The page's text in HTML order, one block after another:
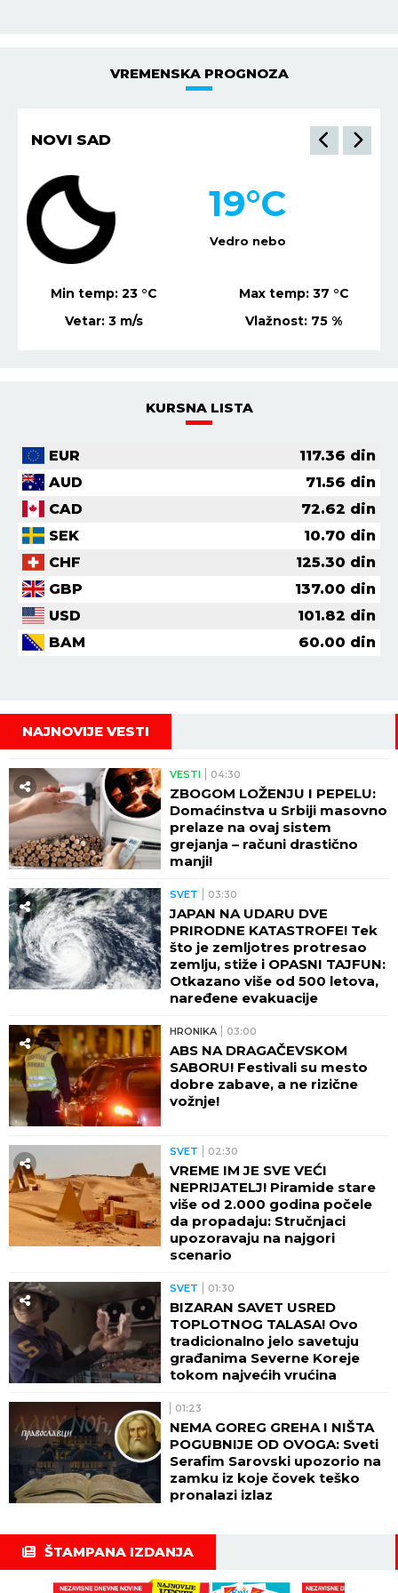
VREMENSKA PROGNOZA
NIŠ
Vedro nebo
21°C
Min temp:22 °C Max temp: 36 °C
Vetar:1 m/s Vlažnost: 78 %
KURSNA LISTA
EUR 117.36 din
AUD
71.56 din
CAD
72.62 din
SEK
10.70 din
CHF
125.30 din
GBP
137.00 din
USD
101.82 din
BAM
60.00 din
NAJNOVIJE VESTI
VESTI 04:30
ZBOGOM LOŽENJU I PEPELU:
Domaćinstva u Srbiji masovno
prelaze na ovaj sistem
grejanja – računi drastično
manji!
SVET 03:30
JAPAN NA UDARU DVE
PRIRODNE KATASTROFE! Tek
što je zemljotres protresao
zemlju, stiže i OPASNI TAJFUN:
Otkazano više od 500 letova,
naređene evakuacije
HRONIKA 03:00
ABS NA DRAGAČEVSKOM
SABORU! Festivali su mesto
dobre zabave, a ne rizične
vožnje!
SVET 02:30
VREME IM JE SVE VEĆI
NEPRIJATELJ! Piramide stare
više od 2.000 godina počele
da propadaju: Stručnjaci
upozoravaju na najgori
scenario
SVET 01:30
BIZARAN SAVET USRED
TOPLOTNOG TALASA! Ovo
tradicionalno jelo savetuju
građanima Severne Koreje
tokom najvećih vrućina
01:23
NEMA GOREG GREHA I NIŠTA
POGUBNIJE OD OVOGA: Sveti
Serafim Sarovski upozorio na
zamku iz koje čovek teško
pronalazi izlaz
ŠTAMPANA IZDANJA